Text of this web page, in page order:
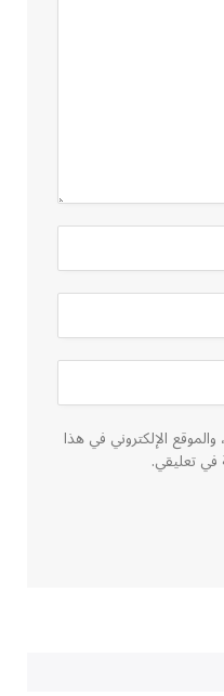
الإلكتروني في هذا
في تعليقي.